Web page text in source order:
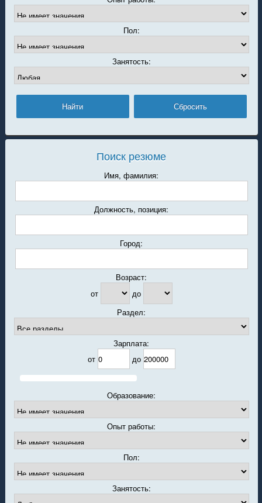
Пол:
Занятость:
Поиск резюме
Имя, фамилия:
Должность, позиция:
Город:
Возраст:
от
до
Раздел:
Зарплата:
от
до
Образование:
Опыт работы:
Пол:
Занятость: